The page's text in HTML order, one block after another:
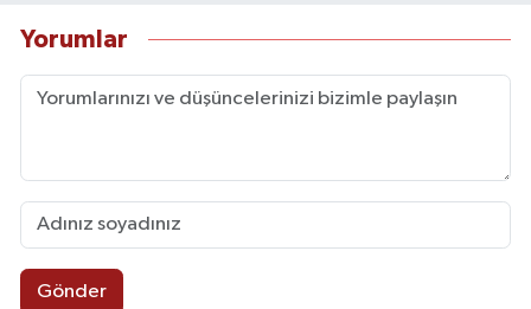
Yorumlar
Gönder